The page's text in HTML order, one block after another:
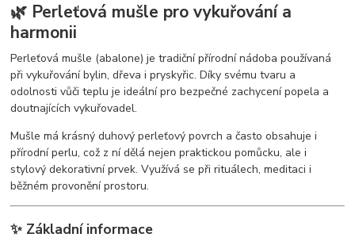
🌿 Perleťová mušle pro vykuřování a
harmonii
Perleťová mušle (abalone) je tradiční přírodní nádoba používaná
při vykuřování bylin, dřeva i pryskyřic. Díky svému tvaru a
odolnosti vůči teplu je ideální pro bezpečné zachycení popela a
doutnajících vykuřovadel.
Mušle má krásný duhový perleťový povrch a často obsahuje i
přírodní perlu, což z ní dělá nejen praktickou pomůcku, ale i
stylový dekorativní prvek. Využívá se při rituálech, meditaci i
běžném provonění prostoru.
✨ Základní informace